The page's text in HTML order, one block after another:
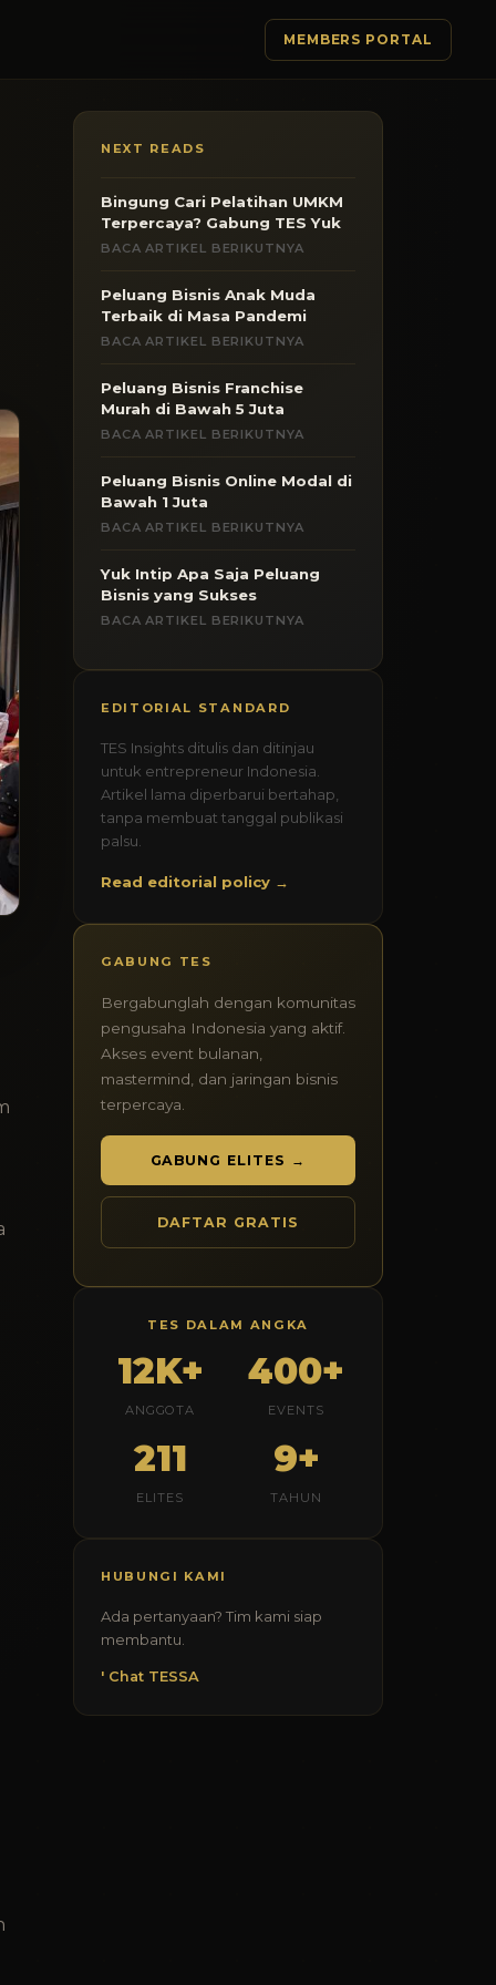
MEMBERS PORTAL
NEXT READS
Bingung Cari Pelatihan UMKM
Terpercaya? Gabung TES Yuk
BACA ARTIKEL BERIKUTNYA
Peluang Bisnis Anak Muda
Terbaik di Masa Pandemi
BACA ARTIKEL BERIKUTNYA
Peluang Bisnis Franchise
Murah di Bawah 5 Juta
BACA ARTIKEL BERIKUTNYA
Peluang Bisnis Online Modal di
Bawah 1 Juta
BACA ARTIKEL BERIKUTNYA
Yuk Intip Apa Saja Peluang
Bisnis yang Sukses
BACA ARTIKEL BERIKUTNYA
EDITORIAL STANDARD
TES Insights ditulis dan ditinjau
untuk entrepreneur Indonesia.
Artikel lama diperbarui bertahap,
tanpa membuat tanggal publikasi
palsu.
Read editorial policy →
GABUNG TES
Bergabunglah dengan komunitas
pengusaha Indonesia yang aktif.
Akses event bulanan,
mastermind, dan jaringan bisnis
terpercaya.
GABUNG ELITES →
DAFTAR GRATIS
TES DALAM ANGKA
12K+
ANGGOTA
400+
EVENTS
211
ELITES
9+
TAHUN
HUBUNGI KAMI
Ada pertanyaan? Tim kami siap
membantu.
' Chat TESSA